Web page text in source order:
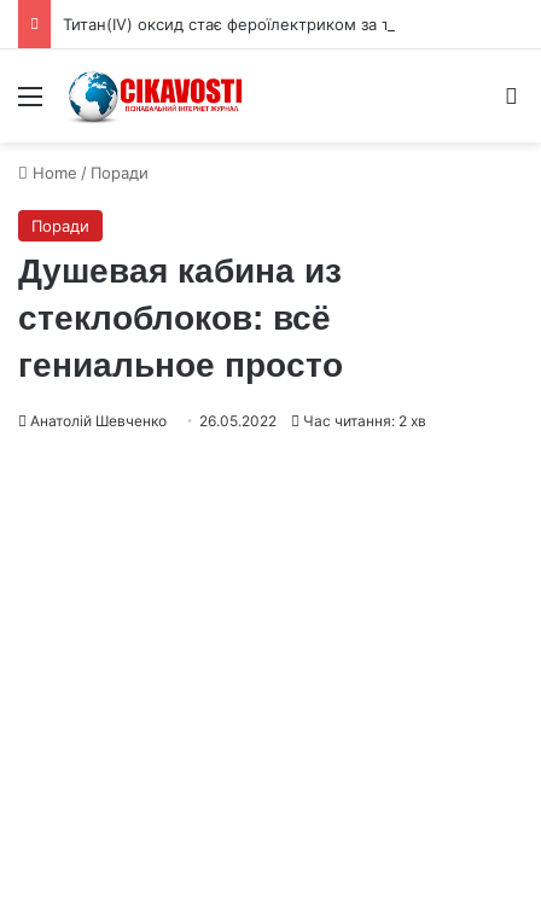
Menu
Home / Поради
Поради
Душевая кабина из
стеклоблоков: всё
гениальное просто
Анатолій Шевченко 26.05.2022 Час читання: 2 хв